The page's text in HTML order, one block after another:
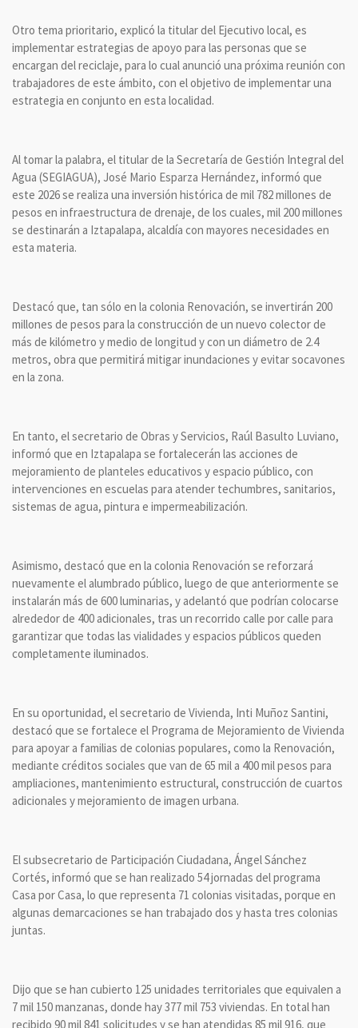
Otro tema prioritario, explicó la titular del Ejecutivo local, es
implementar estrategias de apoyo para las personas que se
encargan del reciclaje, para lo cual anunció una próxima reunión con
trabajadores de este ámbito, con el objetivo de implementar una
estrategia en conjunto en esta localidad.
Al tomar la palabra, el titular de la Secretaría de Gestión Integral del
Agua (SEGIAGUA), José Mario Esparza Hernández, informó que
este 2026 se realiza una inversión histórica de mil 782 millones de
pesos en infraestructura de drenaje, de los cuales, mil 200 millones
se destinarán a Iztapalapa, alcaldía con mayores necesidades en
esta materia.
Destacó que, tan sólo en la colonia Renovación, se invertirán 200
millones de pesos para la construcción de un nuevo colector de
más de kilómetro y medio de longitud y con un diámetro de 2.4
metros, obra que permitirá mitigar inundaciones y evitar socavones
en la zona.
En tanto, el secretario de Obras y Servicios, Raúl Basulto Luviano,
informó que en Iztapalapa se fortalecerán las acciones de
mejoramiento de planteles educativos y espacio público, con
intervenciones en escuelas para atender techumbres, sanitarios,
sistemas de agua, pintura e impermeabilización.
Asimismo, destacó que en la colonia Renovación se reforzará
nuevamente el alumbrado público, luego de que anteriormente se
instalarán más de 600 luminarias, y adelantó que podrían colocarse
alrededor de 400 adicionales, tras un recorrido calle por calle para
garantizar que todas las vialidades y espacios públicos queden
completamente iluminados.
En su oportunidad, el secretario de Vivienda, Inti Muñoz Santini,
destacó que se fortalece el Programa de Mejoramiento de Vivienda
para apoyar a familias de colonias populares, como la Renovación,
mediante créditos sociales que van de 65 mil a 400 mil pesos para
ampliaciones, mantenimiento estructural, construcción de cuartos
adicionales y mejoramiento de imagen urbana.
El subsecretario de Participación Ciudadana, Ángel Sánchez
Cortés, informó que se han realizado 54 jornadas del programa
Casa por Casa, lo que representa 71 colonias visitadas, porque en
algunas demarcaciones se han trabajado dos y hasta tres colonias
juntas.
Dijo que se han cubierto 125 unidades territoriales que equivalen a
7 mil 150 manzanas, donde hay 377 mil 753 viviendas. En total han
recibido 90 mil 841 solicitudes y se han atendidas 85 mil 916, que